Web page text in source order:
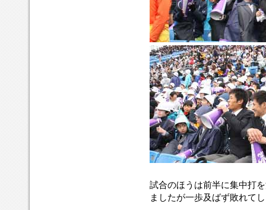
試合のほうは前半に集中打
ましたが一歩及ばず敗れて